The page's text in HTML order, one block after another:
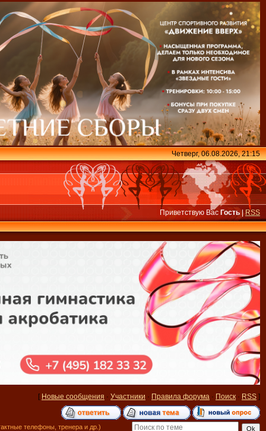
Четверг, 06.08.2026, 21:15
Приветствую Вас Гость|RSS
[ Новые сообщения · Участники · Правила форума · Поиск · RSS ]
телефоны, тренера и др.)